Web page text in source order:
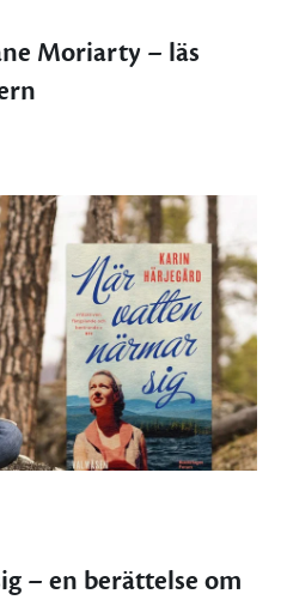
Moriarty – läs
– en berättelse om